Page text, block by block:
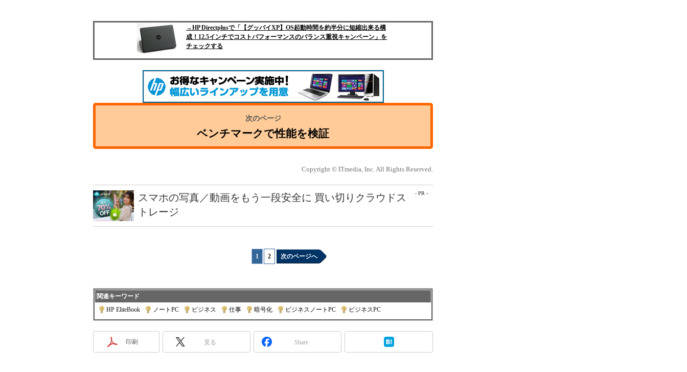
→HP Directplusで「【グッバイXP】OS起動時間を約半分に短縮出来る構
成！12.5インチでコストパフォーマンスのバランス重視キャンペーン」を
チェックする
ベンチマークで性能を検証
Copyright © ITmedia, Inc. All Rights Reserved.
- PR -
スマホの写真／動画をもう一段安全に 買い切りクラウドス
トレージ
1 2 次のページへ
関連キーワード
HP EliteBook
ノートPC ビジネス 仕事 暗号化 ビジネスノートPC ビジネスPC
印刷 見る Share